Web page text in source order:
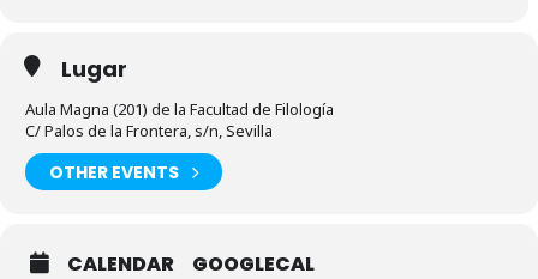
Lugar
Aula Magna (201) de la Facultad de Filología
C/ Palos de la Frontera, s/n, Sevilla
OTHER EVENTS
CALENDAR GOOGLECAL